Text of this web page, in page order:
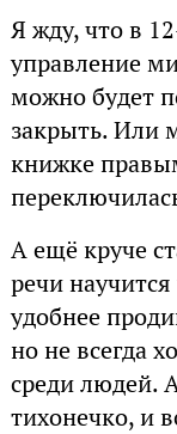
Я жду, что в
управление
можно будет
закрыть. Или
книжке
А ещё круче
речи
удобнее
но не всегда
среди людей.
тихонечко, и